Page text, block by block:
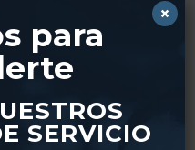
Válvulas PVC
para
SERVICIO
×